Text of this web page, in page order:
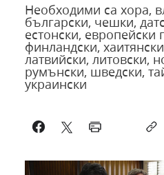
Необходими са хора,
български, чешки,
естонски, европейски
финландски,
латвийски, литовски,
румънски, шведски,
украински